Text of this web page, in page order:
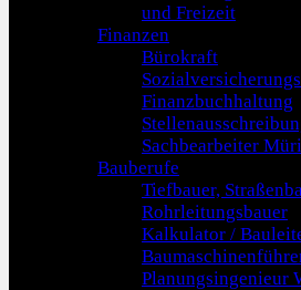
und Freizeit
Finanzen
Bürokraft
Finanzbuchhaltung
Sachbearbeiter
Bauberufe
Tiefbauer,
Rohrleitungsbauer
Kalkulator /
Planungsingenieur